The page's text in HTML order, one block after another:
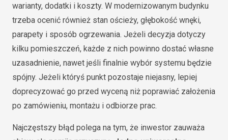
warianty, dodatki i koszty. W modernizowanym budynku
trzeba ocenić również stan ościeży, głębokość wnęki,
parapety i sposób ogrzewania. Jeżeli decyzja dotyczy
kilku pomieszczeń, każde z nich powinno dostać własne
uzasadnienie, nawet jeśli finalnie wybór systemu będzie
spójny. Jeżeli któryś punkt pozostaje niejasny, lepiej
doprecyzować go przed wyceną niż poprawiać założenia
po zamówieniu, montażu i odbiorze prac.
Najczęstszy błąd polega na tym, że inwestor zauważa